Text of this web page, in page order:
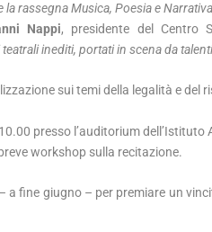
la rassegnaMusica, Poesia e
Nappi, presidente del Centro
inediti, portati in scena da
sui temi della legalità e del
presso l’auditorium dell’Istituto
workshop sulla recitazione.
fine giugno – per premiare un